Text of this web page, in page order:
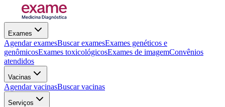
Exames
Agendar examesBuscar examesExames genéticos e
genômicosExames toxicológicosExames de imagemConvênios
atendidos
Vacinas
Agendar vacinasBuscar vacinas
Serviços